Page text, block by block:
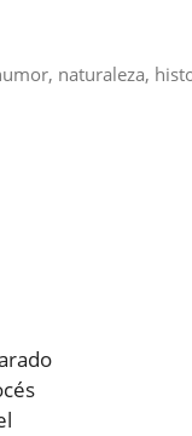
naturaleza,